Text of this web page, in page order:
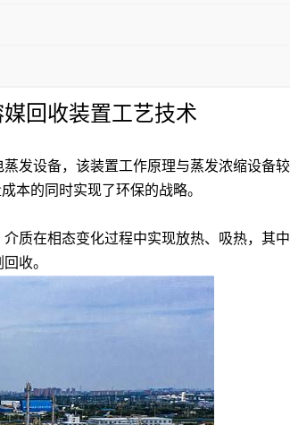
媒回收装置工艺技术
发设备，该装置工作原理与蒸发浓缩设备
本的同时实现了环保的战略。
在相态变化过程中实现放热、吸热，其
收。